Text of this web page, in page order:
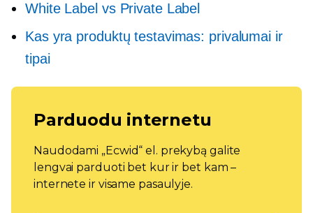
White Label vs Private Label
Kas yra produktų testavimas: privalumai ir
tipai
Parduodu internetu
Naudodami „Ecwid“ el. prekybą galite
lengvai parduoti bet kur ir bet kam –
internete ir visame pasaulyje.